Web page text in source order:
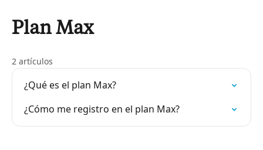
Plan Max
2 artículos
¿Qué es el plan Max?
¿Cómo me registro en el plan Max?